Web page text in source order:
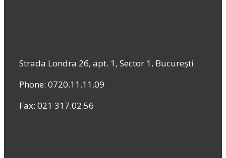
Strada Londra 26, apt. 1, Sector 1, București
Phone: 0720.11.11.09
Fax: 021 317.02.56